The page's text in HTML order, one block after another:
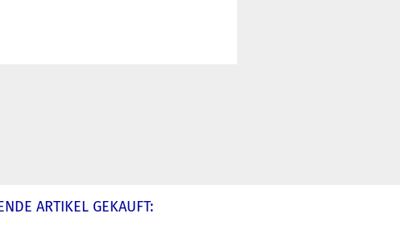
ARTIKEL GEKAUFT: